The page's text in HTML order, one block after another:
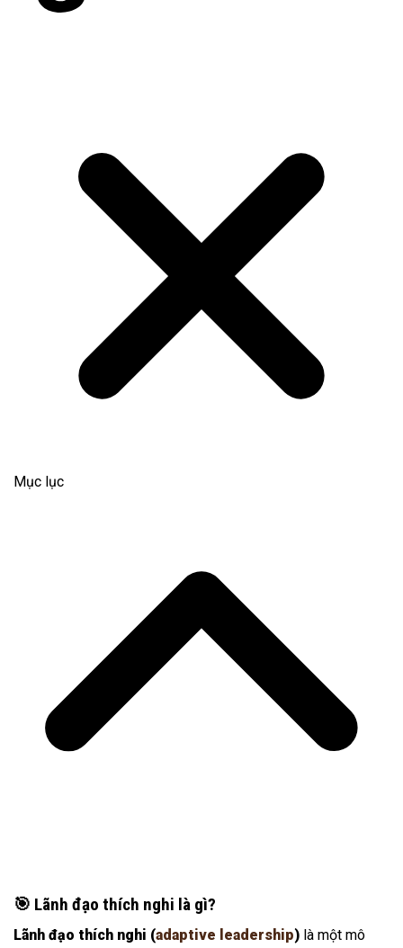
Mục lục
🎯 Lãnh đạo thích nghi là gì?
Lãnh đạo thích nghi (adaptive leadership) là một mô